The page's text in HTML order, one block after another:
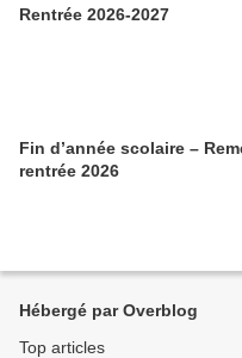
Rentrée 2026-2027
Fin d’année scolaire –
rentrée 2026
Hébergé par Overblog
Top articles